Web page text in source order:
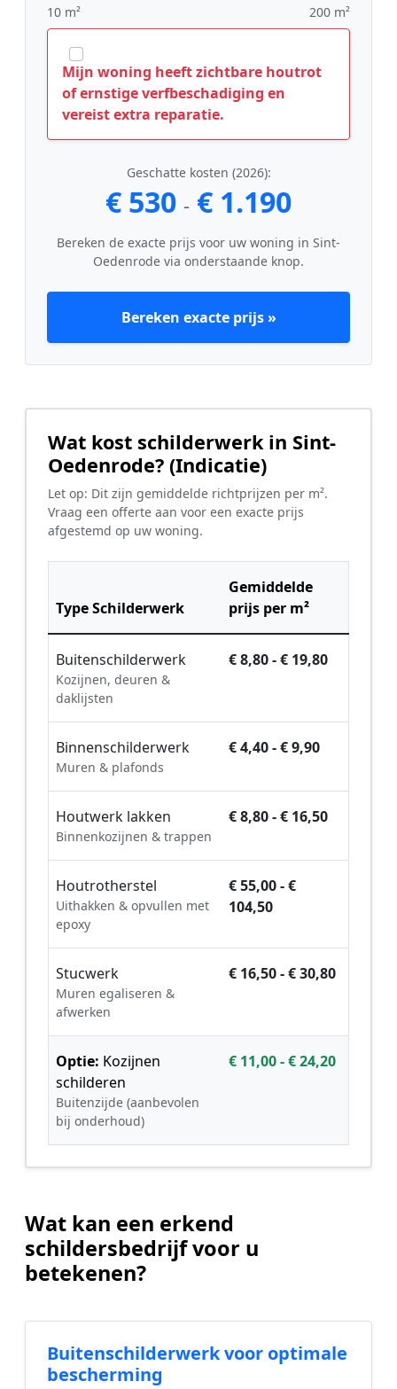
10 m² 200 m²
Mijn woning heeft zichtbare houtrot
of ernstige verfbeschadiging en
vereist extra reparatie.
Geschatte kosten (2026):
€ 530 - € 1.190
Bereken de exacte prijs voor uw woning in Sint-
Oedenrode via onderstaande knop.
Bereken exacte prijs »
Wat kost schilderwerk in Sint-
Oedenrode? (Indicatie)
Let op: Dit zijn gemiddelde richtprijzen per m².
Vraag een offerte aan voor een exacte prijs
afgestemd op uw woning.
Type Schilderwerk
Gemiddelde
prijs per m²
Buitenschilderwerk
Kozijnen, deuren &
daklijsten
€ 8,80 - € 19,80
Binnenschilderwerk
Muren & plafonds
€ 4,40 - € 9,90
Houtwerk lakken
Binnenkozijnen & trappen
€ 8,80 - € 16,50
Houtrotherstel
Uithakken & opvullen met
epoxy
€ 55,00 - €
104,50
Stucwerk
Muren egaliseren &
afwerken
€ 16,50 - € 30,80
Optie: Kozijnen
schilderen
Buitenzijde (aanbevolen
bij onderhoud)
€ 11,00 - € 24,20
Wat kan een erkend
schildersbedrijf voor u
betekenen?
Buitenschilderwerk voor optimale
bescherming